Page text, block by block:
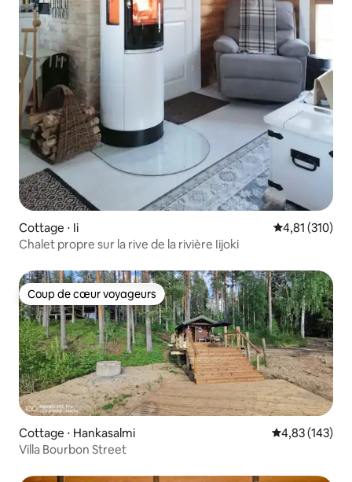
Cottage ⋅ Ii Évaluation
4,81 (310)
Chalet propre sur la rive de la rivière Iijoki
Coup de cœur voyageurs
Coup de cœur voyageurs
Cottage ⋅ Hankasalmi Évaluation
4,83 (143)
Villa Bourbon Street